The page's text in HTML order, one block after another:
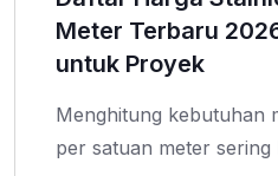
Meter Terbaru
untuk Proyek
Menghitung kebutuhan
per satuan meter sering